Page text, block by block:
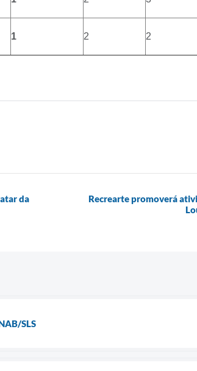
1 2 2
da
Recrearte promoverá
SLS